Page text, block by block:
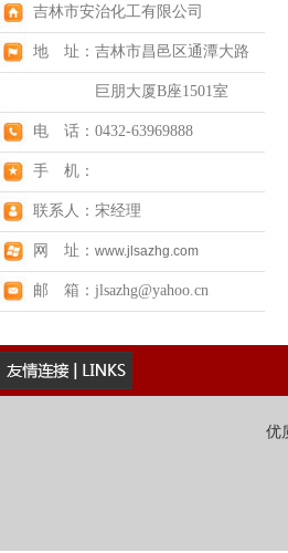
吉林市安治化工有限公司
地 址：吉林市昌邑区通潭大路
巨朋大厦B座1501室
电 话：0432-63969888
手 机：
联系人：宋经理
网 址： www.jlsazhg.com
邮 箱：jlsazhg@yahoo.cn
优